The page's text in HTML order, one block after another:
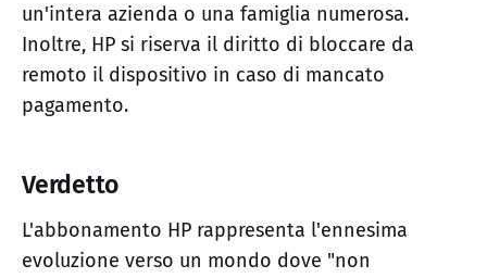
un'intera azienda o una famiglia numerosa.
Inoltre, HP si riserva il diritto di bloccare da
remoto il dispositivo in caso di mancato
pagamento.
Verdetto
L'abbonamento HP rappresenta l'ennesima
evoluzione verso un mondo dove "non